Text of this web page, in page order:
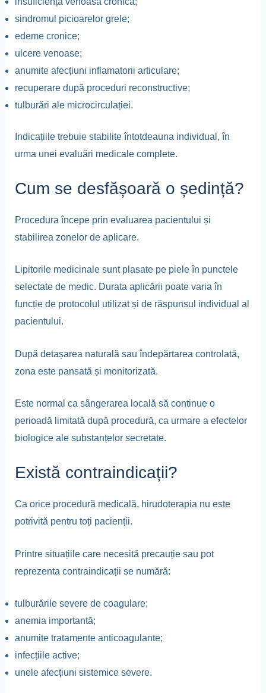
sindromul picioarelor grele;
edeme cronice;
ulcere venoase;
anumite afecțiuni inflamatorii articulare;
recuperare după proceduri reconstructive;
tulburări ale microcirculației.
Indicațiile trebuie stabilite întotdeauna individual, în
urma unei evaluări medicale complete.
Cum se desfășoară o ședință?
Procedura începe prin evaluarea pacientului și
stabilirea zonelor de aplicare.
Lipitorile medicinale sunt plasate pe piele în punctele
selectate de medic. Durata aplicării poate varia în
funcție de protocolul utilizat și de răspunsul individual al
pacientului.
După detașarea naturală sau îndepărtarea controlată,
zona este pansată și monitorizată.
Este normal ca sângerarea locală să continue o
perioadă limitată după procedură, ca urmare a efectelor
biologice ale substanțelor secretate.
Există contraindicații?
Ca orice procedură medicală, hirudoterapia nu este
potrivită pentru toți pacienții.
Printre situațiile care necesită precauție sau pot
reprezenta contraindicații se numără:
tulburările severe de coagulare;
anemia importantă;
anumite tratamente anticoagulante;
infecțiile active;
unele afecțiuni sistemice severe.